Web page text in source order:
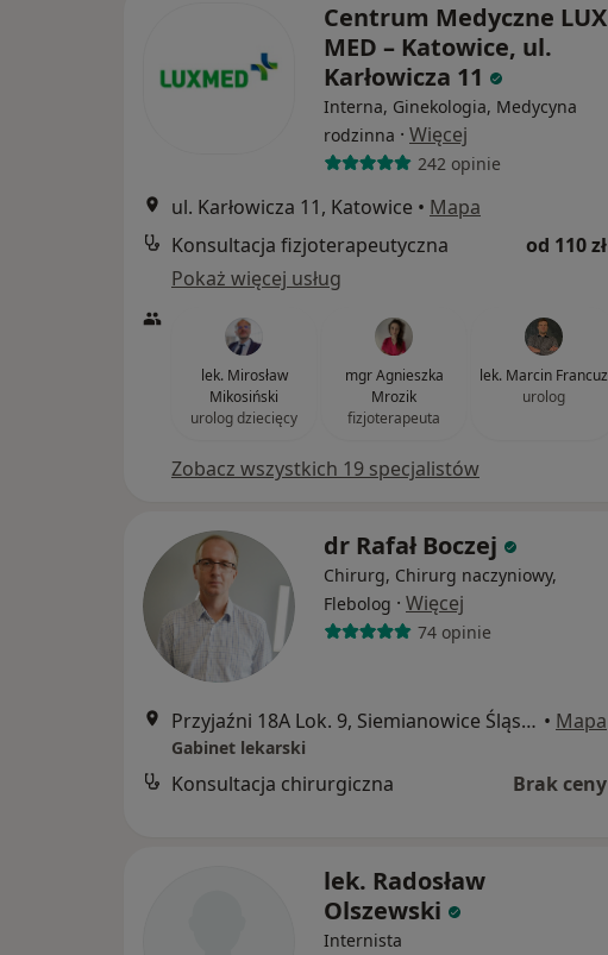
Centrum Medyczne LUX
MED – Katowice, ul.
Karłowicza 11
Interna, Ginekologia, Medycyna
rodzinna · Więcej
242 opinie
ul. Karłowicza 11, Katowice • Mapa
Konsultacja fizjoterapeutyczna
od 110 zł
Pokaż więcej usług
lek. Mirosław
Mikosiński
urolog dziecięcy
mgr Agnieszka
Mrozik
fizjoterapeuta
lek. Marcin Francuz
urolog
Zobacz wszystkich 19 specjalistów
dr Rafał Boczej
Chirurg, Chirurg naczyniowy,
Flebolog · Więcej
74 opinie
Przyjaźni 18A Lok. 9, Siemianowice Śląskie • Mapa
Gabinet lekarski
Konsultacja chirurgiczna Brak ceny
lek. Radosław
Olszewski
Internista